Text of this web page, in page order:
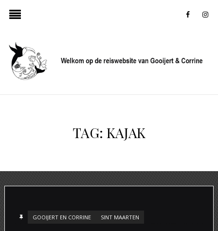
TAG: KAJAK
GOOIJERT EN CORRINE SINT MAARTEN